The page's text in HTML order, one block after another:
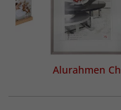
Alurahmen